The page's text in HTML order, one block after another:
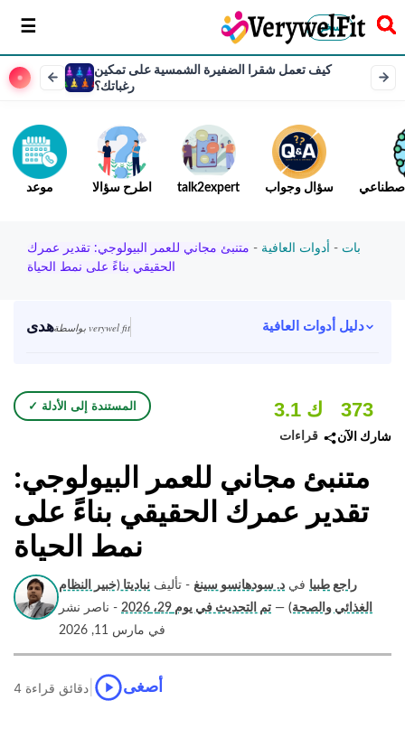
سخر
كيف تعمل شقرا الضفيرة الشمسية على تمكين
رغباتك؟
موعد اطرح سؤالا talk2expert سؤال وجواب
بات - أدوات العافية - متنبئ مجاني للعمر البيولوجي: تقدير عمرك
الحقيقي بناءً على نمط الحياة
هدى بواسطة verywel fit دليل أدوات العافية
✓ المستندة إلى الأدلة 3.1 ك
قراءات
373
شارك الآن
متنبئ مجاني للعمر البيولوجي:
تقدير عمرك الحقيقي بناءً على
نمط الحياة
راجع طبيا في د. سودهانسو سينغ - تأليف نباديتا (خبير النظام
الغذائي والصحة) — تم التحديث في يوم 29، 2026
- ناصر نشر
في مارس 11, 2026
4 دقائق قراءة أصغى